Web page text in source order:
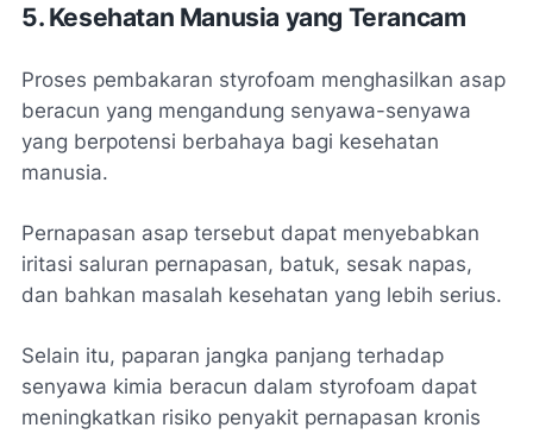
5. Kesehatan Manusia yang Terancam
Proses pembakaran styrofoam menghasilkan asap
beracun yang mengandung senyawa-senyawa
yang berpotensi berbahaya bagi kesehatan
manusia.
Pernapasan asap tersebut dapat menyebabkan
iritasi saluran pernapasan, batuk, sesak napas,
dan bahkan masalah kesehatan yang lebih serius.
Selain itu, paparan jangka panjang terhadap
senyawa kimia beracun dalam styrofoam dapat
meningkatkan risiko penyakit pernapasan kronis